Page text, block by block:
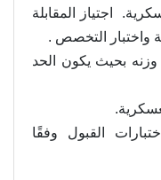
اجتياز المقابلة
واختبار التخصص .
بحيث يكون الحد
القبول وفقًا